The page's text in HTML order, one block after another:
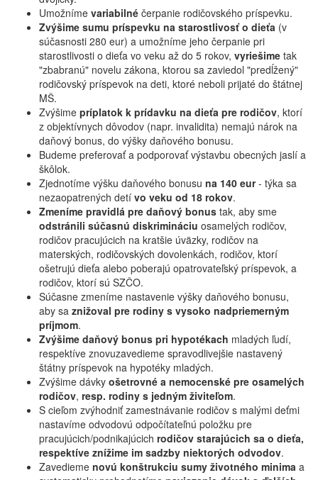
Umožníme variabilné čerpanie rodičovského príspevku.
Zvýšime sumu príspevku na starostlivosť o dieťa (v
súčasnosti 280 eur) a umožníme jeho čerpanie pri
starostlivosti o dieťa vo veku až do 5 rokov, vyriešime tak
"zbabranú" novelu zákona, ktorou sa zaviedol "predĺžený"
rodičovský príspevok na deti, ktoré neboli prijaté do štátnej
MŠ.
Zvýšime príplatok k prídavku na dieťa pre rodičov, ktorí
z objektívnych dôvodov (napr. invalidita) nemajú nárok na
daňový bonus, do výšky daňového bonusu.
Budeme preferovať a podporovať výstavbu obecných jaslí a
škôlok.
Zjednotíme výšku daňového bonusu na 140 eur- týka sa
nezaopatrených detí vo veku od 18 rokov.
Zmeníme pravidlá pre daňový bonus tak, aby sme
odstránili súčasnú diskrimináciu osamelých rodičov,
rodičov pracujúcich na kratšie úväzky, rodičov na
materských, rodičovských dovolenkách, rodičov, ktorí
ošetrujú dieťa alebo poberajú opatrovateľský príspevok, a
rodičov, ktorí sú SZČO.
Súčasne zmeníme nastavenie výšky daňového bonusu,
aby sa znižoval pre rodiny s vysoko nadpriemerným
príjmom.
Zvýšime daňový bonus pri hypotékach mladých ľudí,
respektíve znovuzavedieme spravodlivejšie nastavený
štátny príspevok na hypotéky mladých.
Zvýšime dávky ošetrovné a nemocenské pre osamelých
rodičov, resp. rodiny s jedným živiteľom.
S cieľom zvýhodniť zamestnávanie rodičov s malými deťmi
nastavíme odvodovú odpočítateľnú položku pre
pracujúcich/podnikajúcich rodičov starajúcich sa o dieťa,
respektíve znížime im sadzby niektorých odvodov.
Zavedieme novú konštrukciu sumy životného minima a